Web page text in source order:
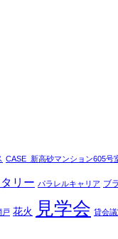
CASE_新高砂マンション605号
リー パラレルキャリア ブ
戸 花火 見学会 貸会